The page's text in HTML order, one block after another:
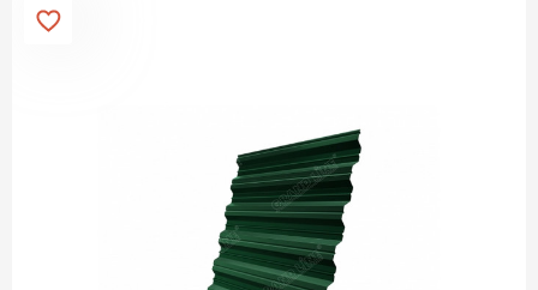
Расчет фальцевой кровли